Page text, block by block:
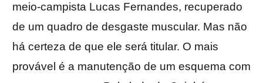
meio-campista Lucas Fernandes, recuperado
de um quadro de desgaste muscular. Mas não
há certeza de que ele será titular. O mais
provável é a manutenção de um esquema com